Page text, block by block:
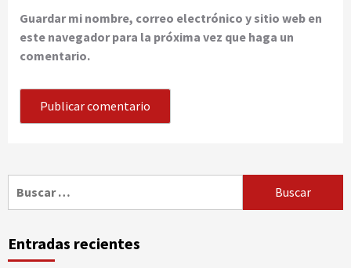
Guardar mi nombre, correo electrónico y sitio web en
este navegador para la próxima vez que haga un
comentario.
Entradas recientes